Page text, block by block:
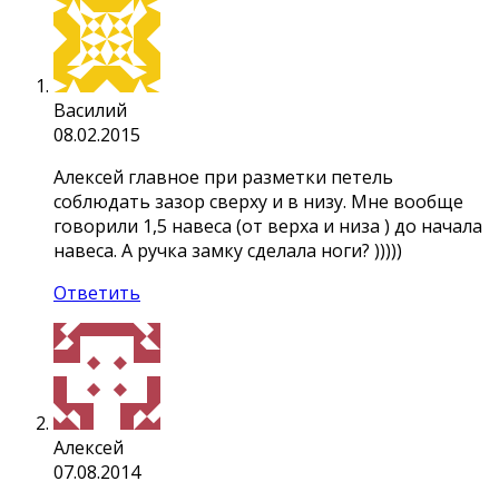
Василий
08.02.2015
Алексей главное при разметки петель
соблюдать зазор сверху и в низу. Мне вообще
говорили 1,5 навеса (от верха и низа ) до начала
навеса. А ручка замку сделала ноги? )))))
Ответить
Алексей
07.08.2014